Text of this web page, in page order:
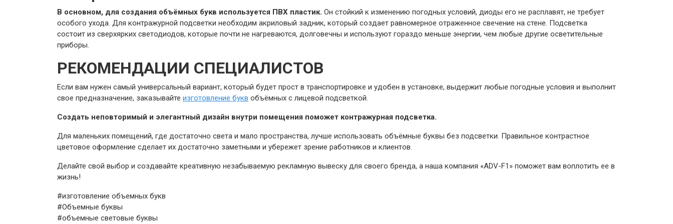
В основном, для создания объёмных букв используется ПВХ пластик. Он стойкий к изменению погодных условий, диоды его не расплавят, не требует
особого ухода. Для контражурной подсветки необходим акриловый задник, который создает равномерное отраженное свечение на стене. Подсветка
состоит из сверхярких светодиодов, которые почти не нагреваются, долговечны и используют гораздо меньше энергии, чем любые другие осветительные
приборы.
РЕКОМЕНДАЦИИ СПЕЦИАЛИСТОВ
Если вам нужен самый универсальный вариант, который будет прост в транспортировке и удобен в установке, выдержит любые погодные условия и выполнит
свое предназначение, заказывайте изготовление букв объёмных с лицевой подсветкой.
Создать неповторимый и элегантный дизайн внутри помещения поможет контражурная подсветка.
Для маленьких помещений, где достаточно света и мало пространства, лучше использовать объёмные буквы без подсветки. Правильное контрастное
цветовое оформление сделает их достаточно заметными и убережет зрение работников и клиентов.
Делайте свой выбор и создавайте креативную незабываемую рекламную вывеску для своего бренда, а наша компания «ADV-F1» поможет вам воплотить ее в
жизнь!
#изготовление объемных букв
#Объемные буквы
#объемные световые буквы